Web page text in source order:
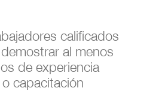
calificados
al menos
de experiencia
capacitación